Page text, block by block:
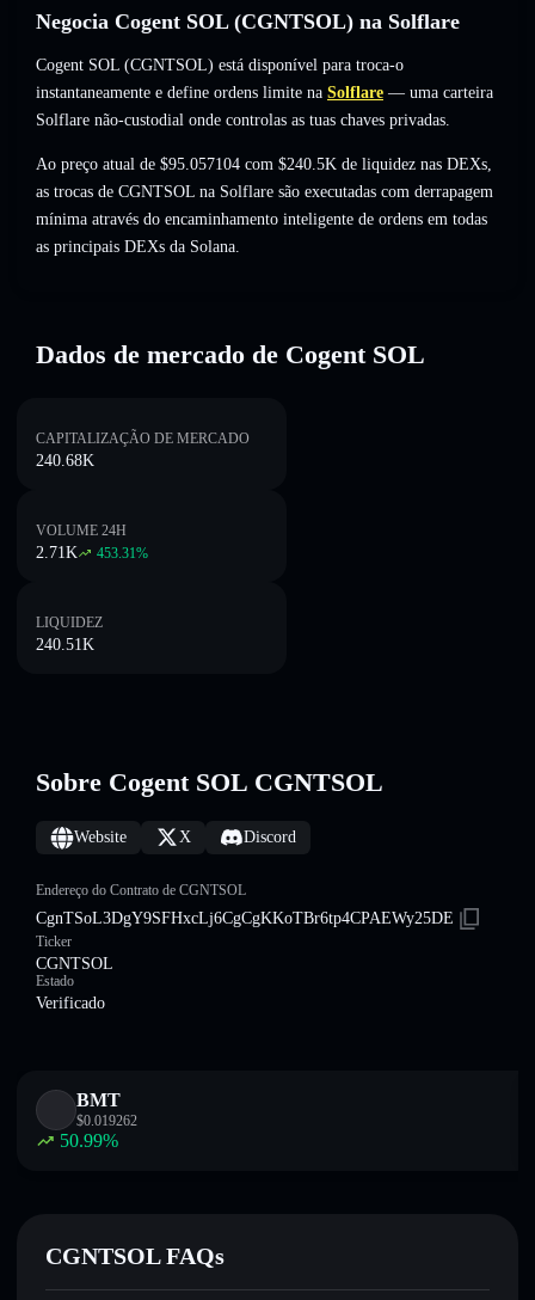
Negocia Cogent SOL (CGNTSOL) na Solflare
Cogent SOL (CGNTSOL) está disponível para troca-o
instantaneamente e define ordens limite na Solflare — uma carteira
Solflare não-custodial onde controlas as tuas chaves privadas.
Ao preço atual de $95.057104 com $240.5K de liquidez nas DEXs,
as trocas de CGNTSOL na Solflare são executadas com derrapagem
mínima através do encaminhamento inteligente de ordens em todas
as principais DEXs da Solana.
Dados de mercado de Cogent SOL
CAPITALIZAÇÃO DE MERCADO
240.68K
VOLUME 24H
2.71K 453.31%
LIQUIDEZ
240.51K
Sobre Cogent SOL CGNTSOL
Website X Discord
Endereço do Contrato de CGNTSOL
CgnTSoL3DgY9SFHxcLj6CgCgKKoTBr6tp4CPAEWy25DE
Ticker
CGNTSOL
Estado
Verificado
BMT
$0.019262
50.99%
CGNTSOL FAQs